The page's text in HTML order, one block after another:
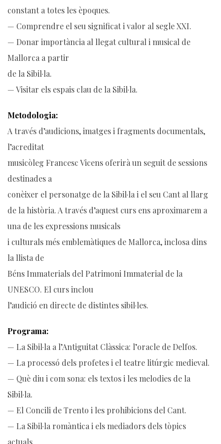
constant a totes les èpoques.
— Comprendre el seu significat i valor al segle XXI.
— Donar importància al llegat cultural i musical de
Mallorca a partir
de la Sibil·la.
— Visitar els espais clau de la Sibil·la.
Metodologia:
A través d’audicions, imatges i fragments documentals,
l’acreditat
musicòleg Francesc Vicens oferirà un seguit de sessions
destinades a
conèixer el personatge de la Sibil·la i el seu Cant al llarg
de la història. A través d’aquest curs ens aproximarem a
una de les expressions musicals
i culturals més emblemàtiques de Mallorca, inclosa dins
la llista de
Béns Immaterials del Patrimoni Immaterial de la
UNESCO. El curs inclou
l’audició en directe de distintes sibil·les.
Programa:
— La Sibil·la a l’Antiguitat Clàssica: l’oracle de Delfos.
— La processó dels profetes i el teatre litúrgic medieval.
— Què diu i com sona: els textos i les melodies de la
Sibil·la.
— El Concili de Trento i les prohibicions del Cant.
— La Sibil·la romàntica i els mediadors dels tòpics
actuals.